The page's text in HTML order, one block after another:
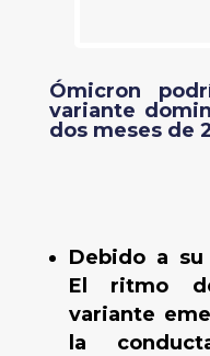
Ómicron
variante
dos meses de
Debido a
El ritmo
variante
la